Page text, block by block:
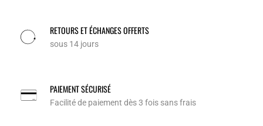
RETOURS ET ÉCHANGES OFFERTS
sous 14 jours
PAIEMENT SÉCURISÉ
Facilité de paiement dès 3 fois sans frais